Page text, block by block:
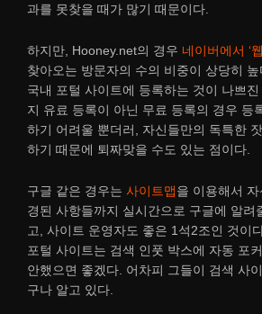
과를 못찾을 때가 많기 때문이다.
하지만, Hooney.net의 경우 네이버에서 ‘
찾아오는 방문자의 수의 비중이 상당히 높
국내 포털 사이트에 등록하는 것이 나쁘
지 유료 등록이 아닌 무료 등록의 경우 등
하기 어려울 뿐더러, 자신들만의 독특한
하기 때문에 퇴짜맞을 수도 있는 점이다.
구글 같은 경우는 사이트맵을 이용해서
경된 사항들까지 실시간으로 구글에 알려
고, 사이트 운영자도 좋은 1석2조인 것이
포털 사이트는 검색 인풋 박스에 자동 포
안했으면 좋겠다. 어차피 그들이 검색 사
구나 알고 있다.